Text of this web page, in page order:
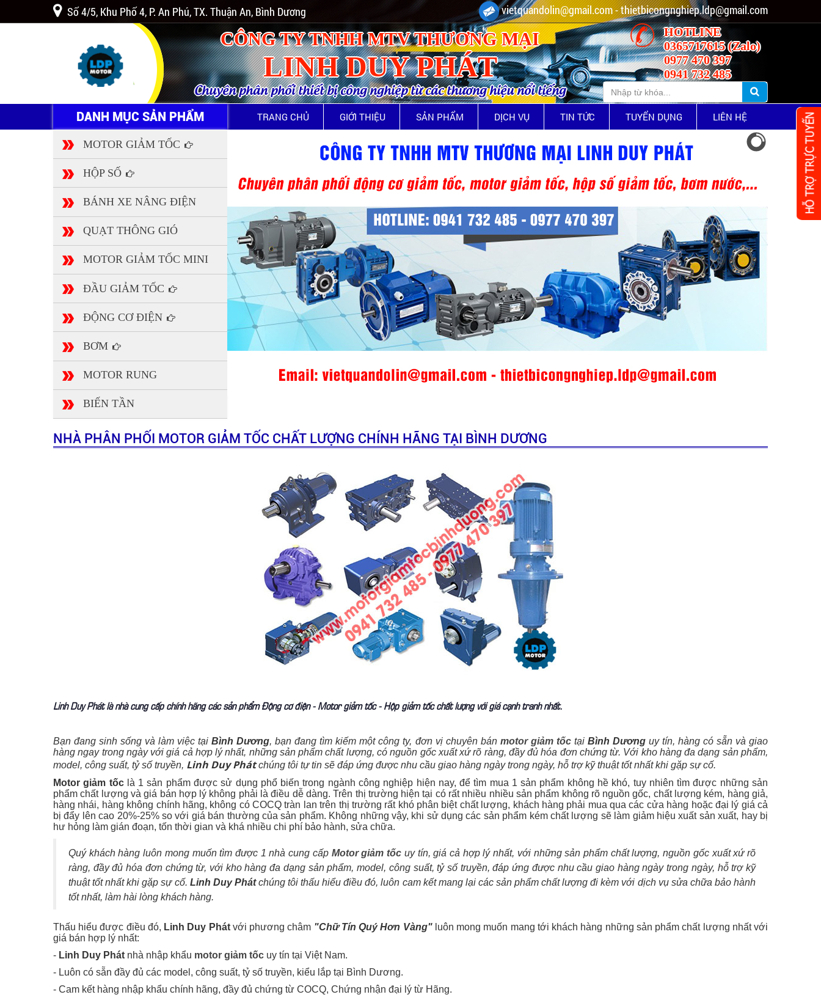
Số 4/5, Khu Phố 4, P. An Phú, TX. Thuận An, Bình Dương vietquandolin@gmail.com - thietbicongnghiep.ldp@gmail.com
CÔNG TY TNHH MTV THƯƠNG MẠI
LINH DUY PHÁT
Chuyên phân phối thiết bị công nghiệp từ các thương hiệu nổi tiếng
HOTLINE
0365717615 (Zalo)
0977 470 397
0941 732 485
DANH MỤC SẢN PHẨM TRANG CHỦ GIỚI THIỆU SẢN PHẨM DỊCH VỤ TIN TỨC TUYỂN DỤNG LIÊN HỆ
MOTOR GIẢM TỐC
HỘP SỐ
BÁNH XE NÂNG ĐIỆN
QUẠT THÔNG GIÓ
MOTOR GIẢM TỐC MINI
ĐẦU GIẢM TỐC
ĐỘNG CƠ ĐIỆN
BƠM
MOTOR RUNG
BIẾN TẦN
NHÀ PHÂN PHỐI MOTOR GIẢM TỐC CHẤT LƯỢNG CHÍNH HÃNG TẠI BÌNH DƯƠNG
Linh Duy Phát là nhà cung cấp chính hãng các sản phẩm Động cơ điện - Motor giảm tốc - Hộp giảm tốc chất lượng với giá cạnh tranh nhất.
Bạn đang sinh sống và làm việc tạiBình Dương, bạn đang tìm kiếm một công ty, đơn vị chuyên bán motor giảm tốctại Bình Dươnguy tín, hàng có sẵn và giao
hàng ngay trong ngày với giá cả hợp lý nhất, những sản phẩm chất lượng, có nguồn gốc xuất xứ rõ ràng, đầy đủ hóa đơn chứng từ. Với kho hàng đa dạng sản phẩm,
model, công suất, tỷ số truyền, Linh Duy Phátchúng tôi tự tin sẽ đáp ứng được nhu cầu giao hàng ngày trong ngày, hỗ trợ kỹ thuật tốt nhất khi gặp sự cố.
Motor giảm tốclà 1 sản phẩm được sử dụng phổ biến trong ngành công nghiệp hiện nay, để tìm mua 1 sản phẩm không hề khó, tuy nhiên tìm được những sản
phẩm chất lượng và giá bán hợp lý không phải là điều dễ dàng. Trên thị trường hiện tại có rất nhiều nhiều sản phẩm không rõ nguồn gốc, chất lượng kém, hàng giả,
hàng nhái, hàng không chính hãng, không có COCQ tràn lan trên thị trường rất khó phân biệt chất lượng, khách hàng phải mua qua các cửa hàng hoặc đại lý giá cả
bị đẩy lên cao 20%-25% so với giá bán thường của sản phẩm. Không những vậy, khi sử dụng các sản phẩm kém chất lượng sẽ làm giảm hiệu xuất sản xuất, hay bị
hư hỏng làm gián đoạn, tốn thời gian và khá nhiều chi phí bảo hành, sửa chữa.
Quý khách hàng luôn mong muốn tìm được 1 nhà cung cấp Motor giảm tốc uy tín, giá cả hợp lý nhất, với những sản phẩm chất lượng, nguồn gốc xuất xứ rõ
ràng, đầy đủ hóa đơn chứng từ, với kho hàng đa dạng sản phẩm, model, công suất, tỷ số truyền, đáp ứng được nhu cầu giao hàng ngày trong ngày, hỗ trợ kỹ
thuật tốt nhất khi gặp sự cố. Linh Duy Phátchúng tôi thấu hiểu điều đó, luôn cam kết mang lại các sản phẩm chất lượng đi kèm với dịch vụ sửa chữa bảo hành
tốt nhất, làm hài lòng khách hàng.
Thấu hiểu được điều đó, Linh Duy Phátvới phương châm "Chữ Tín Quý Hơn Vàng"luôn mong muốn mang tới khách hàng những sản phẩm chất lượng nhất với
giá bán hợp lý nhất:
- Linh Duy Phát nhà nhập khẩu motor giảm tốc uy tín tại Việt Nam.
- Luôn có sẵn đầy đủ các model, công suất, tỷ số truyền, kiểu lắp tại Bình Dương.
- Cam kết hàng nhập khẩu chính hãng, đầy đủ chứng từ COCQ, Chứng nhận đại lý từ Hãng.